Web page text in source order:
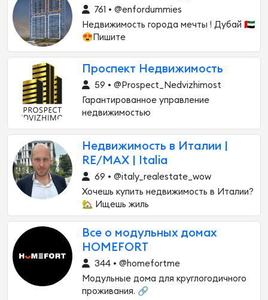
761 • @enfordummies
Недвижимость города мечты ! Дубай 🇦🇪
😍Пишите
Проспект Недвижимость
59 • @Prospect_Nedvizhimost
Гарантированное управление
недвижимостью
Недвижимость в Италии |
RE/MAX | Italia
69 • @italy_realestate_wow
Хочешь купить недвижимость в Италии?
🏡 Ищешь жиль
Все о модульных домах
HOMEFORT
344 • @homefortme
Модульные дома для круглогодичного
проживания. 🔗